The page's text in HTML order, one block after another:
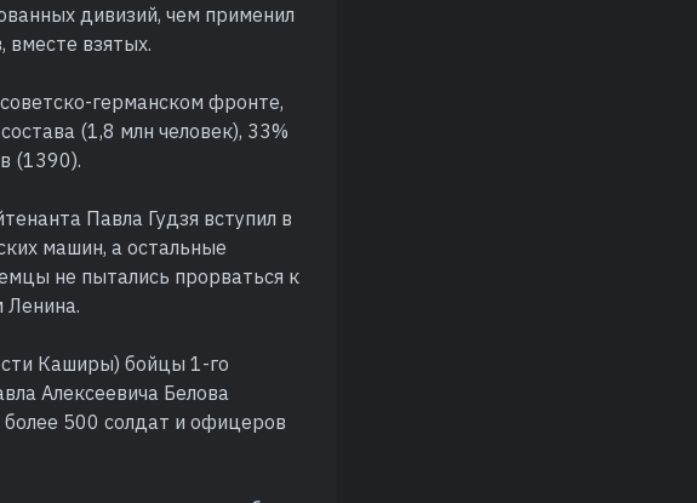
дивизий, чем применил
взятых.
германском фронте,
(1,8 млн человек), 33%
(1390).
Павла Гудзя вступил в
машин, а остальные
не пытались прорваться к
Ленина.
Каширы) бойцы 1-го
Алексеевича Белова
500 солдат и офицеров